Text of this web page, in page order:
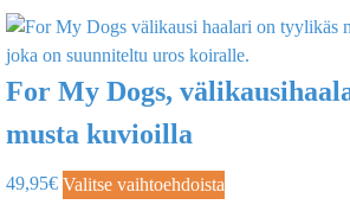
For My Dogs,
musta kuvioilla
49,95€ Valitse vaihtoehdoista